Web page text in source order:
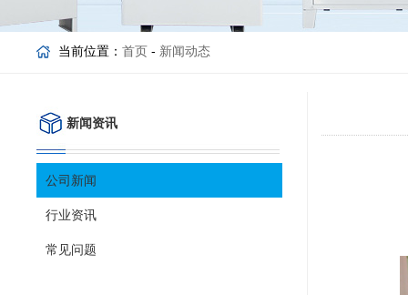
当前位置： 首页 - 新闻动态
新闻资讯
公司新闻
行业资讯
常见问题